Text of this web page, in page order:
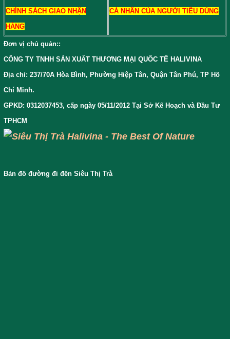
CHÍNH SÁCH GIAO NHẬN
HÀNG
CÁ NHÂN CỦA NGƯỜI TIÊU DÙNG
Đơn vị chủ quản::
CÔNG TY TNHH SẢN XUẤT THƯƠNG MẠI QUỐC TẾ HALIVINA
Địa chỉ: 237/70A Hòa Bình, Phường Hiệp Tân, Quận Tân Phú, TP Hồ
Chí Minh.
GPKD: 0312037453, cấp ngày 05/11/2012 Tại Sở Kế Hoạch và Đầu Tư
TPHCM
Bản đồ đường đi đến Siêu Thị Trà